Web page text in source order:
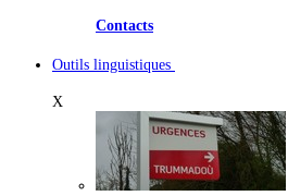
Contacts
Outils linguistiques
X